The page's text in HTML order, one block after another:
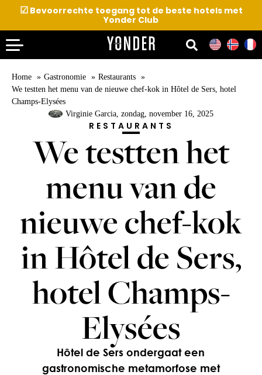
☑Bevoorrechte toegang tot de beste hotels met
Yonder Club
Home Gastronomie
Restaurants
We testten het menu van de nieuwe chef-kok in Hôtel de Sers, hotel
Champs-Elysées
Virginie Garcia, zondag, november 16, 2025
RESTAURANTS
We testten het
menu van de
nieuwe chef-kok
in Hôtel de Sers,
hotel Champs-
Elysées
Hôtel de Sers ondergaat een
gastronomische metamorfose met